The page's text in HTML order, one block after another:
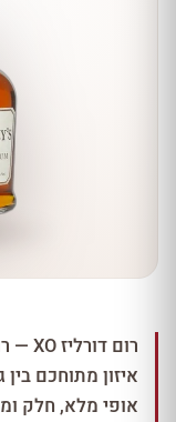
איזון מתוחכם
אופי מלא, חלק